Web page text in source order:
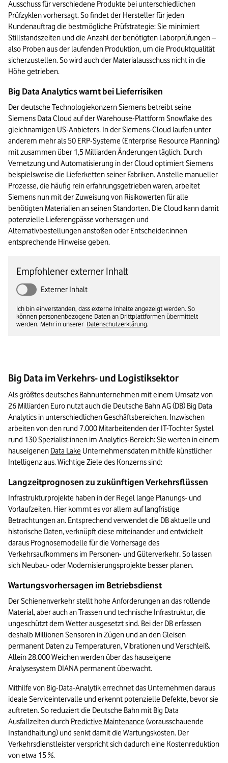
Ausschuss für verschiedene Produkte bei unterschiedlichen
Prüfzyklen vorhersagt. So findet der Hersteller für jeden
Kundenauftrag die bestmögliche Prüfstrategie: Sie minimiert
Stillstandszeiten und die Anzahl der benötigten Laborprüfungen –
also Proben aus der laufenden Produktion, um die Produktqualität
sicherzustellen. So wird auch der Materialausschuss nicht in die
Höhe getrieben.
Big Data Analytics warnt bei Lieferrisiken
Der deutsche Technologiekonzern Siemens betreibt seine
Siemens Data Cloud auf der Warehouse-Plattform Snowflake des
gleichnamigen US-Anbieters. In der Siemens-Cloud laufen unter
anderem mehr als 50 ERP-Systeme (Enterprise Resource Planning)
mit zusammen über 1,5 Milliarden Änderungen täglich. Durch
Vernetzung und Automatisierung in der Cloud optimiert Siemens
beispielsweise die Lieferketten seiner Fabriken. Anstelle manueller
Prozesse, die häufig rein erfahrungsgetrieben waren, arbeitet
Siemens nun mit der Zuweisung von Risikowerten für alle
benötigten Materialien an seinen Standorten. Die Cloud kann damit
potenzielle Lieferengpässe vorhersagen und
Alternativbestellungen anstoßen oder Entscheider:innen
entsprechende Hinweise geben.
Empfohlener externer Inhalt
Externer Inhalt
Ich bin einverstanden, dass externe Inhalte angezeigt werden. So
können personenbezogene Daten an Drittplattformen übermittelt
werden. Mehr in unserer Datenschutzerklärung.
Big Data im Verkehrs- und Logistiksektor
Als größtes deutsches Bahnunternehmen mit einem Umsatz von
26 Milliarden Euro nutzt auch die Deutsche Bahn AG (DB) Big Data
Analytics in unterschiedlichen Geschäftsbereichen. Inzwischen
arbeiten von den rund 7.000 Mitarbeitenden der IT-Tochter Systel
rund 130 Spezialist:innen im Analytics-Bereich: Sie werten in einem
hauseigenen Data Lake Unternehmensdaten mithilfe künstlicher
Intelligenz aus. Wichtige Ziele des Konzerns sind:
Langzeitprognosen zu zukünftigen Verkehrsflüssen
Infrastrukturprojekte haben in der Regel lange Planungs- und
Vorlaufzeiten. Hier kommt es vor allem auf langfristige
Betrachtungen an. Entsprechend verwendet die DB aktuelle und
historische Daten, verknüpft diese miteinander und entwickelt
daraus Prognosemodelle für die Vorhersage des
Verkehrsaufkommens im Personen- und Güterverkehr. So lassen
sich Neubau- oder Modernisierungsprojekte besser planen.
Wartungsvorhersagen im Betriebsdienst
Der Schienenverkehr stellt hohe Anforderungen an das rollende
Material, aber auch an Trassen und technische Infrastruktur, die
ungeschützt dem Wetter ausgesetzt sind. Bei der DB erfassen
deshalb Millionen Sensoren in Zügen und an den Gleisen
permanent Daten zu Temperaturen, Vibrationen und Verschleiß.
Allein 28.000 Weichen werden über das hauseigene
Analysesystem DIANA permanent überwacht.
Mithilfe von Big-Data-Analytik errechnet das Unternehmen daraus
ideale Serviceintervalle und erkennt potenzielle Defekte, bevor sie
auftreten. So reduziert die Deutsche Bahn mit Big Data
Ausfallzeiten durch Predictive Maintenance (vorausschauende
Instandhaltung) und senkt damit die Wartungskosten. Der
Verkehrsdienstleister verspricht sich dadurch eine Kostenreduktion
von etwa 15 %.